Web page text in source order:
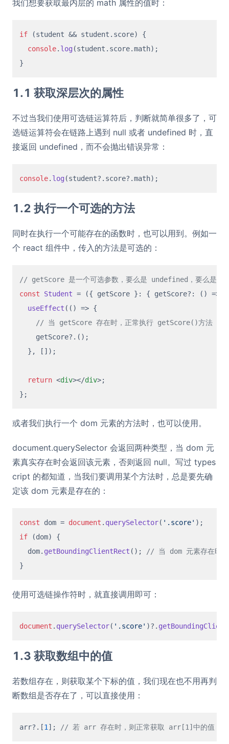
我们想要获取最内层的 math 属性的值时：
if (student && student. score) {
console. log (student. score.math);
1.1 获取深层次的属性
不过当我们使用可选链运算符后，判断就简单很多了，可
选链运算符会在链路上遇到 null 或者 undefined 时，直
接返回 undefined，而不会抛出错误异常：
console. log (student?. score?.math
1.2 执行一个可选的方法
同时在执行一个可能存在的函数时，也可以用到。例如一
个 react 组件中，传入的方法是可选的：
// getScore 是一个可选参数，要么是 undefined，要么是一
const
Student = ({ getScore }: { getScore?: () =>
useEffect ( () => {
// 当 getScore 存在时，正常执行 getScore()方法
    getScore?.();
  }, []);
return <div></div>;
或者我们执行一个 dom 元素的方法时，也可以使用。
document.querySelector 会返回两种类型，当 dom 元
素真实存在时会返回该元素，否则返回 null。写过 types
cript 的都知道，当我们要调用某个方法时，总是要先确
定该 dom 元素是存在的：
const dom = document . querySelector( '.score'
if (dom) {
  dom.
getBoundingClientRect ();
// 当 dom 元素存在时，
使用可选链操作符时，就直接调用即可：
document . querySelector( '.score' )?.
1.3 获取数组中的值
若数组存在，则获取某个下标的值，我们现在也不用再判
断数组是否存在了，可以直接使用：
arr?.[1 ]; // 若 arr 存在时，则正常获取 arr[1]中的值